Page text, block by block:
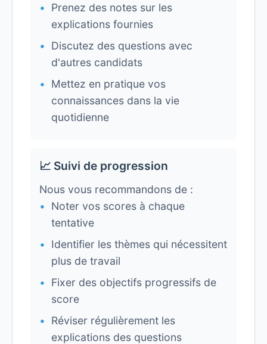
Prenez des notes sur les
explications fournies
Discutez des questions avec
d'autres candidats
Mettez en pratique vos
connaissances dans la vie
quotidienne
📈 Suivi de progression
Nous vous recommandons de :
Noter vos scores à chaque
tentative
Identifier les thèmes qui nécessitent
plus de travail
Fixer des objectifs progressifs de
score
Réviser régulièrement les
explications des questions